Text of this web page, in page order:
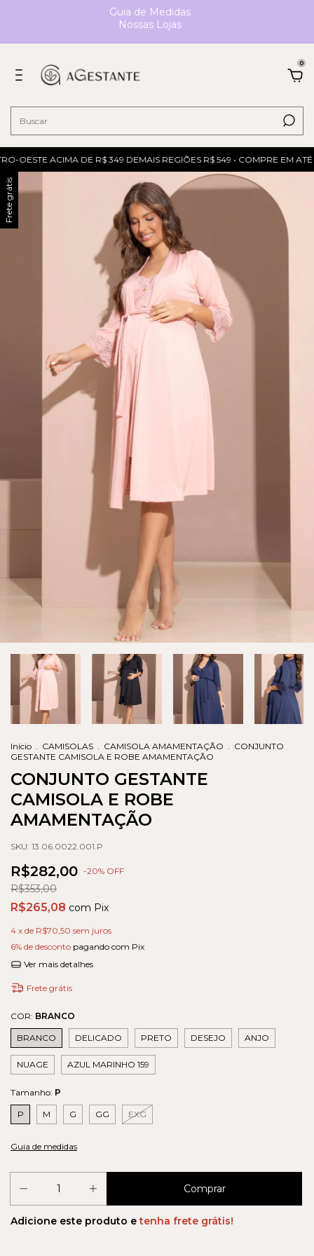
Guia de Medidas
Nossas Lojas
0
OESTE ACIMA DE R$ 349 DEMAIS REGIÕES R$ 549 • COMPRE EM
Frete grátis
Início . CAMISOLAS . CAMISOLA AMAMENTAÇÃO . CONJUNTO
GESTANTE CAMISOLA E ROBE AMAMENTAÇÃO
CONJUNTO GESTANTE
CAMISOLA E ROBE
AMAMENTAÇÃO
SKU: 13.06.0022.001.P
R$282,00 -20% OFF
R$353,00
R$265,08 com Pix
4 x de R$70,50 sem juros
6% de desconto pagando com Pix
Ver mais detalhes
Frete grátis
COR: BRANCO
BRANCO DELICADO PRETO DESEJO ANJO
NUAGE AZUL MARINHO 159
Tamanho: P
P M G GG EXG
Guia de medidas
Adicione este produto etenha frete grátis!